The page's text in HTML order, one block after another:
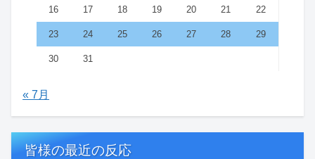
16 17 18 19 20 21 22
23 24 25 26 27 28 29
30 31
« 7月
皆様の最近の反応